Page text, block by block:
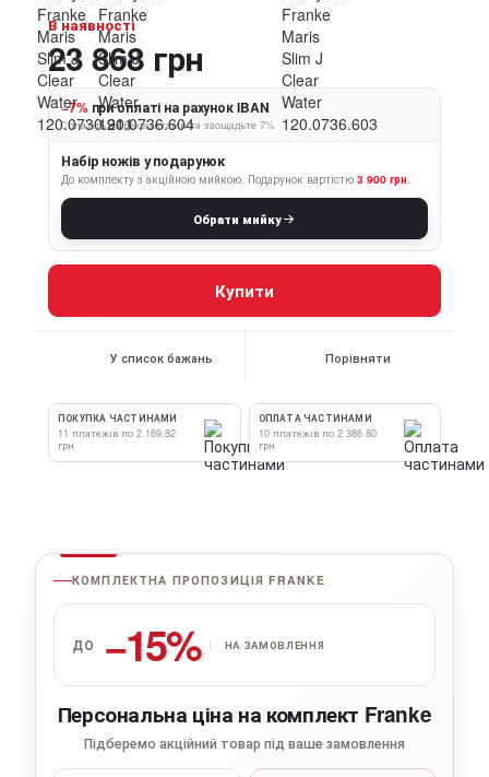
В наявності
23 868 грн
−7% при оплаті на рахунок IBAN
Сплатіть за реквізитами та заощадьте 7%
Набір ножів у подарунок
До комплекту з акційною мийкою. Подарунок вартістю 3 900 грн.
Обрати мийку
Купити
У список бажань Порівняти
ПОКУПКА ЧАСТИНАМИ
11 платежів по 2 169.82
грн
ОПЛАТА ЧАСТИНАМИ
10 платежів по 2 386.80
грн
КОМПЛЕКТНА ПРОПОЗИЦІЯ FRANKE
ДО −15% НА ЗАМОВЛЕННЯ
Персональна ціна на комплект Franke
Підберемо акційний товар під ваше замовлення